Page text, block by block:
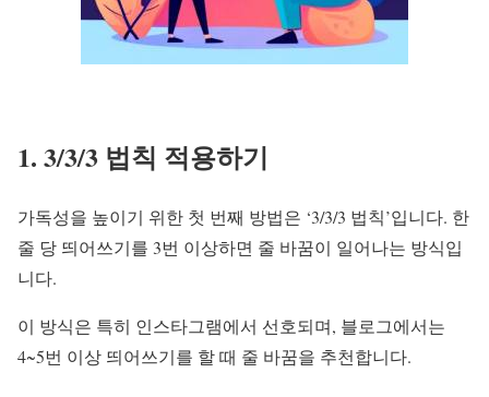
1. 3/3/3 법칙 적용하기
가독성을 높이기 위한 첫 번째 방법은 ‘3/3/3 법칙’입니다. 한
줄 당 띄어쓰기를 3번 이상하면 줄 바꿈이 일어나는 방식입
니다.
이 방식은 특히 인스타그램에서 선호되며, 블로그에서는
4~5번 이상 띄어쓰기를 할 때 줄 바꿈을 추천합니다.